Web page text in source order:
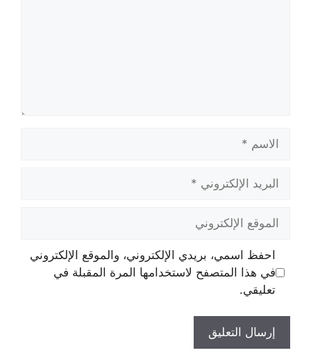
الإلكتروني
الإلكتروني
احفظ اسمي، بريدي الإلكتروني، والموقع الإلكتروني
في هذا المتصفح لاستخدامها المرة المقبلة في
تعليقي.